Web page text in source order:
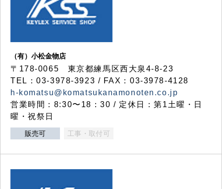
（有）小松金物店
〒178-0065 東京都練馬区西大泉4-8-23
TEL：03-3978-3923 / FAX：03-3978-4128
h-komatsu@komatsukanamonoten.co.jp
営業時間：8:30〜18：30 / 定休日：第1土曜・日
曜・祝祭日
販売可 工事・取付可